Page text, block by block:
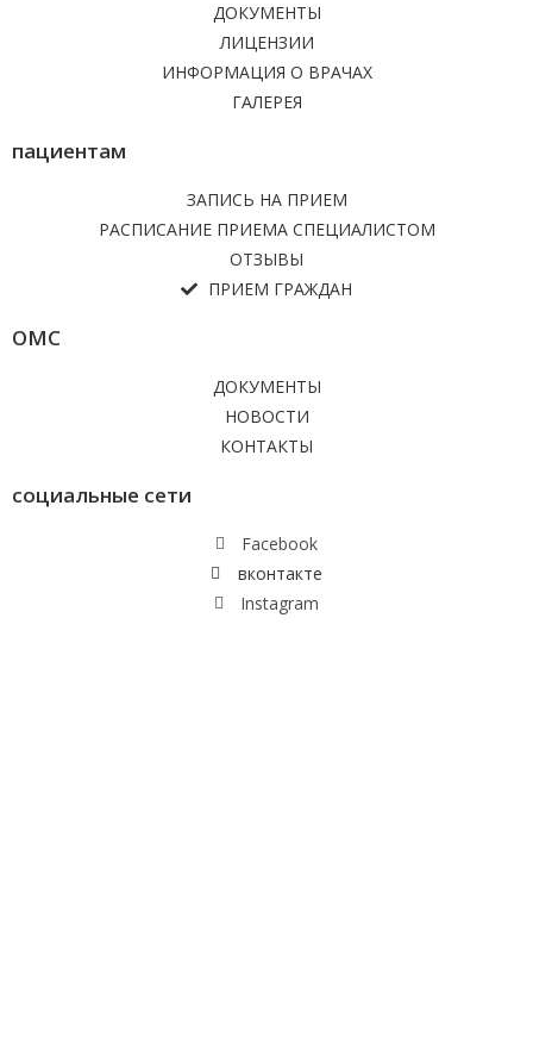
ДОКУМЕНТЫ
ЛИЦЕНЗИИ
ИНФОРМАЦИЯ О ВРАЧАХ
ГАЛЕРЕЯ
пациентам
ЗАПИСЬ НА ПРИЕМ
РАСПИСАНИЕ ПРИЕМА СПЕЦИАЛИСТОМ
ОТЗЫВЫ
ПРИЕМ ГРАЖДАН
ОМС
ДОКУМЕНТЫ
НОВОСТИ
КОНТАКТЫ
социальные сети
Facebook
вконтакте
Instagram